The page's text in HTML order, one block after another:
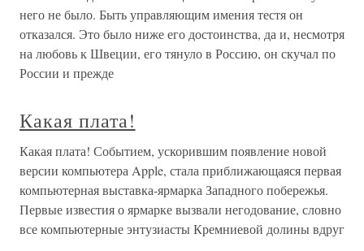
него не было. Быть управляющим имения тестя он
отказался. Это было ниже его достоинства, да и, несмотря
на любовь к Швеции, его тянуло в Россию, он скучал по
России и прежде
Какая плата!
Какая плата! Событием, ускорившим появление новой
версии компьютера Apple, стала приближающаяся первая
компьютерная выставка-ярмарка Западного побережья.
Первые известия о ярмарке вызвали негодование, словно
все компьютерные энтузиасты Кремниевой долины вдруг